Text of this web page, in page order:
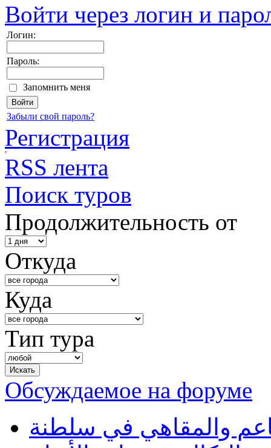
Войти через логин и
Логин:
Пароль:
Запомнить меня
Забыли свой пароль?
Регистрация
RSS лента
Поиск туров
Продолжительность от
Откуда
Куда
Тип тура
Обсуждаемое на форуме
والمقاهي في سلطنة